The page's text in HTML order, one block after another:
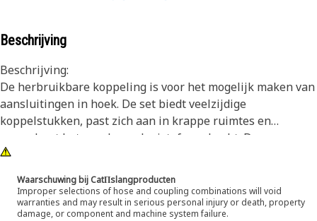
Beschrijving
Beschrijving:
De herbruikbare koppeling is voor het mogelijk maken van
aansluitingen in hoek. De set biedt veelzijdige
koppelstukken, past zich aan in krappe ruimtes en
garandeert betrouwbare vloeistofoverdracht. Deze
koppelingen zijn duurzaam ontworpen en dragen bij aan
aanpasbare vloeistofbehandeling. Hun rol is om
verbindingen mogelijk te maken in een hoek van 90°
terwijl er beperkte ruimtes beschikbaar zijn om de
Waarschuwing bij CatΠslangproducten
Improper selections of hose and coupling combinations will void
warranties and may result in serious personal injury or death, property
damage, or component and machine system failure.